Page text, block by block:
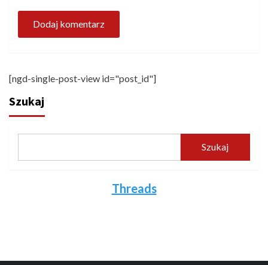
[ngd-single-post-view id="post_id"]
Szukaj
Szukaj
Threads